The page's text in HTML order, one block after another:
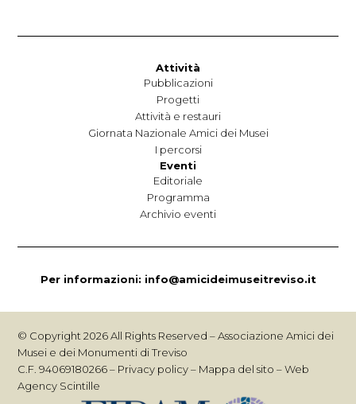
Attività
Pubblicazioni
Progetti
Attività e restauri
Giornata Nazionale Amici dei Musei
I percorsi
Eventi
Editoriale
Programma
Archivio eventi
Per informazioni: info@amicideimuseitreviso.it
© Copyright 2026 All Rights Reserved – Associazione Amici dei
Musei e dei Monumenti di Treviso
C.F. 94069180266 – Privacy policy– Mappa del sito –Web
Agency Scintille